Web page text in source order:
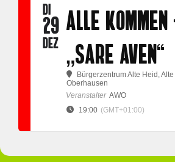
DI
29
DEZ
ALLE
„SARE AVEN“
Bürgerzentrum Alte Heid ,
Oberhausen
Veranstalter AWO
19:00 (GMT+01:00)